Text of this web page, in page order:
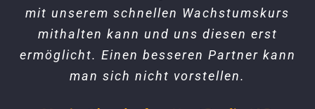
mit unserem schnellen Wachstumskurs
mithalten kann und uns diesen erst
ermöglicht. Einen besseren Partner kann
man sich nicht vorstellen.
Service geht. Gerade bei Headsets ist es
wichtig schnell uns zuverlässig,
kompetente Antworten zu bekommen. Aus
diesem Grund sind wir schon langjähriger
Mittelalter in die Zukunft katapultiert.
Schnell, einfach und höchst professionell
und das zu einem Bruchteil unserer
bisherigen Kosten!